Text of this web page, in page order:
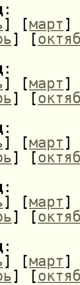
:
] [март]
] [
:
] [март]
] [
:
] [март]
] [
:
] [март]
] [
:
] [март]
] [